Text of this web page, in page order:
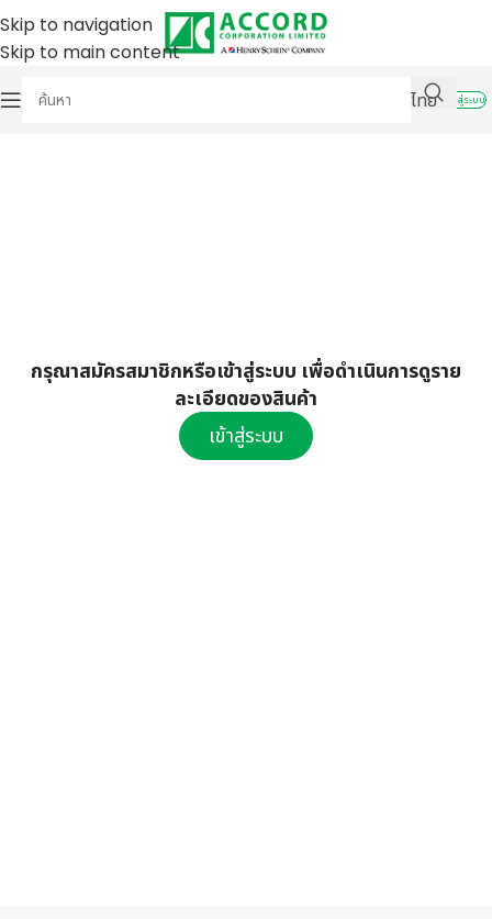
Skip to navigation
Skip to main content
ไทย
เข้าสู่ระบบ
กรุณาสมัครสมาชิกหรือเข้าสู่ระบบ เพื่อดำเนินการดูราย
ละเอียดของสินค้า
เข้าสู่ระบบ